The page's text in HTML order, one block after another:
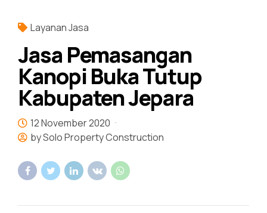
Layanan Jasa
Jasa Pemasangan
Kanopi Buka Tutup
Kabupaten Jepara
12 November 2020
by Solo Property Construction